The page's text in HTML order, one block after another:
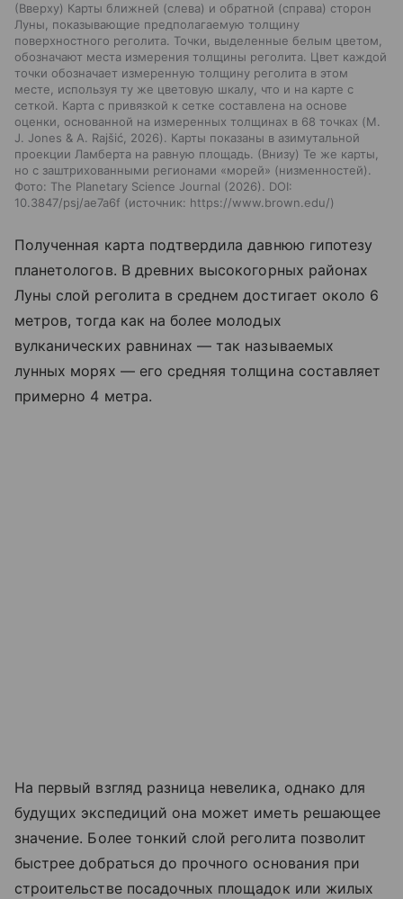
(Вверху) Карты ближней (слева) и обратной (справа) сторон
Луны, показывающие предполагаемую толщину
поверхностного реголита. Точки, выделенные белым цветом,
обозначают места измерения толщины реголита. Цвет каждой
точки обозначает измеренную толщину реголита в этом
месте, используя ту же цветовую шкалу, что и на карте с
сеткой. Карта с привязкой к сетке составлена на основе
оценки, основанной на измеренных толщинах в 68 точках (M.
J. Jones & A. Rajšić, 2026). Карты показаны в азимутальной
проекции Ламберта на равную площадь. (Внизу) Те же карты,
но с заштрихованными регионами «морей» (низменностей).
Фото: The Planetary Science Journal (2026). DOI:
10.3847/psj/ae7a6f
источник: https://www.brown.edu/
Полученная карта подтвердила давнюю гипотезу
планетологов. В древних высокогорных районах
Луны слой реголита в среднем достигает около 6
метров, тогда как на более молодых
вулканических равнинах — так называемых
лунных морях — его средняя толщина составляет
примерно 4 метра.
На первый взгляд разница невелика, однако для
будущих экспедиций она может иметь решающее
значение. Более тонкий слой реголита позволит
быстрее добраться до прочного основания при
строительстве посадочных площадок или жилых